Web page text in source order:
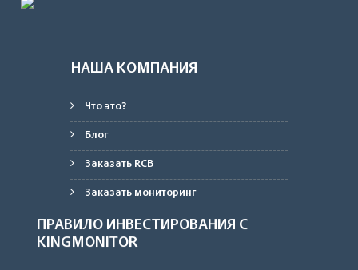
НАША КОМПАНИЯ
Что это?
Блог
Заказать RCB
Заказать мониторинг
ПРАВИЛО ИНВЕСТИРОВАНИЯ С
KINGMONITOR